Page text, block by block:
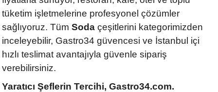
tüketim işletmelerine profesyonel çözümler
sağlıyoruz. Tüm Soda çeşitlerini kategorimizden
inceleyebilir, Gastro34 güvencesi ve İstanbul içi
hızlı teslimat avantajıyla güvenle sipariş
verebilirsiniz.
Yaratıcı Şeflerin Tercihi, Gastro34.com.